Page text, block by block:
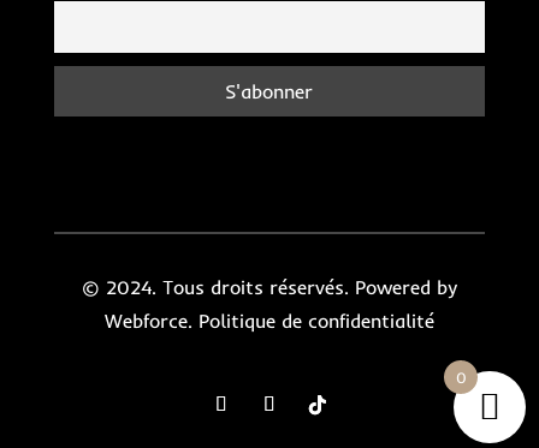
© 2024. Tous droits réservés. Powered by
Webforce. Politique de confidentialité
0